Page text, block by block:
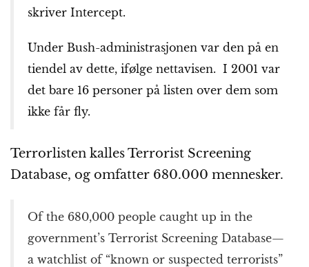
skriver Intercept.
Under Bush-administrasjonen var den på en
tiendel av dette, ifølge nettavisen. I 2001 var
det bare 16 personer på listen over dem som
ikke får fly.
Terrorlisten kalles Terrorist Screening
Database, og omfatter 680.000 mennesker.
Of the 680,000 people caught up in the
government’s Terrorist Screening Database—
a watchlist of “known or suspected terrorists”